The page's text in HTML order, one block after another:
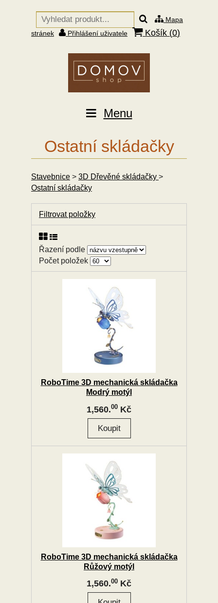
Mapa
stránek
Přihlášení uživatele Košík (0)
Menu
Ostatní skládačky
Stavebnice > 3D Dřevěné skládačky >
Ostatní skládačky
Filtrovat položky
Řazení podle
Počet položek
RoboTime 3D mechanická skládačka
Modrý motýl
1,560.00 Kč
RoboTime 3D mechanická skládačka
Růžový motýl
1,560.00 Kč